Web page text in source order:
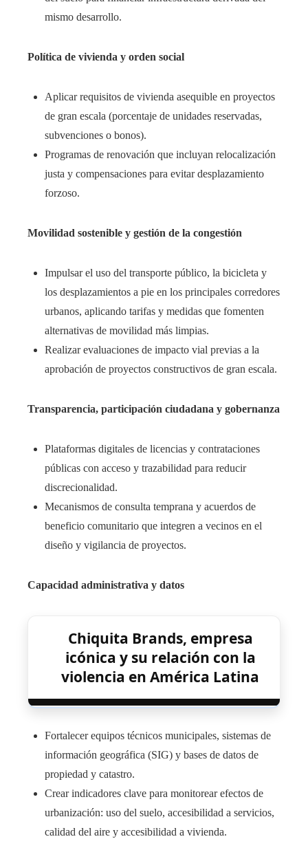
mismo desarrollo.
Política de vivienda y orden social
Aplicar requisitos de vivienda asequible en proyectos
de gran escala (porcentaje de unidades reservadas,
subvenciones o bonos).
Programas de renovación que incluyan relocalización
justa y compensaciones para evitar desplazamiento
forzoso.
Movilidad sostenible y gestión de la congestión
Impulsar el uso del transporte público, la bicicleta y
los desplazamientos a pie en los principales corredores
urbanos, aplicando tarifas y medidas que fomenten
alternativas de movilidad más limpias.
Realizar evaluaciones de impacto vial previas a la
aprobación de proyectos constructivos de gran escala.
Transparencia, participación ciudadana y gobernanza
Plataformas digitales de licencias y contrataciones
públicas con acceso y trazabilidad para reducir
discrecionalidad.
Mecanismos de consulta temprana y acuerdos de
beneficio comunitario que integren a vecinos en el
diseño y vigilancia de proyectos.
Capacidad administrativa y datos
Chiquita Brands, empresa
icónica y su relación con la
violencia en América Latina
Fortalecer equipos técnicos municipales, sistemas de
información geográfica (SIG) y bases de datos de
propiedad y catastro.
Crear indicadores clave para monitorear efectos de
urbanización: uso del suelo, accesibilidad a servicios,
calidad del aire y accesibilidad a vivienda.